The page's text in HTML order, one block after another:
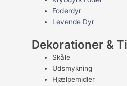
Foderdyr
Levende Dyr
Dekorationer &
Skåle
Udsmykning
Hjælpemidler